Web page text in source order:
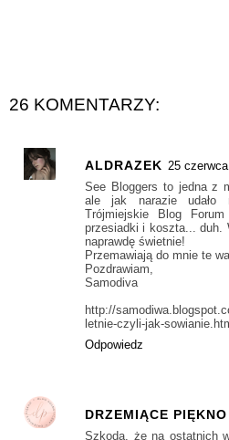
26 KOMENTARZY:
ALDRAZEK 25
See Bloggers to jedna z
ale jak narazie
Trójmiejskie Blog
przesiadki i koszta... duh.
naprawdę świetnie!
Przemawiają do mnie te
Pozdrawiam,
Samodiva
http://
letnie-czyli-jak-
Odpowiedz
DRZEMIĄCE PIĘKNO
Szkoda, że na ostatnich